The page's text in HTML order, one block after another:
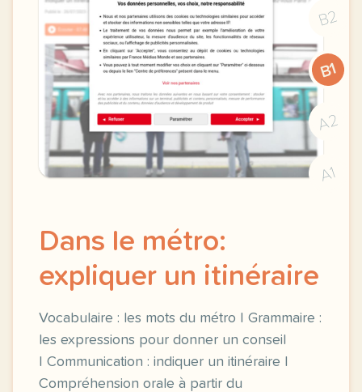
B2
B1
A2
A1
Dans le métro:
expliquer un itinéraire
Vocabulaire : les mots du métro | Grammaire :
les expressions pour donner un conseil
| Communication : indiquer un itinéraire |
Compréhension orale à partir du